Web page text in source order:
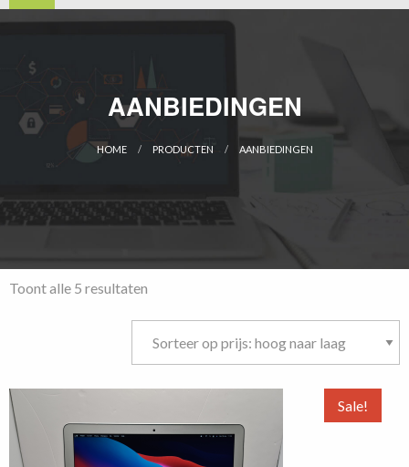
AANBIEDINGEN
HOME PRODUCTEN CURRENT:
AANBIEDINGEN
Toont alle 5 resultaten
Sale!